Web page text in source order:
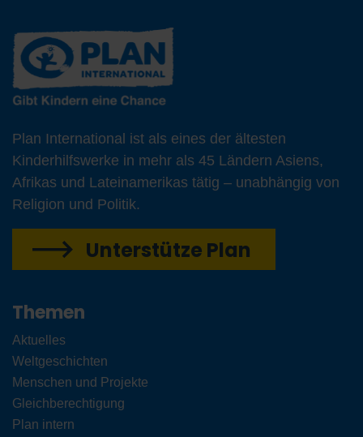
Plan International ist als eines der ältesten
Kinderhilfswerke in mehr als 45 Ländern Asiens,
Afrikas und Lateinamerikas tätig – unabhängig von
Religion und Politik.
Unterstütze Plan
Themen
Aktuelles
Weltgeschichten
Menschen und Projekte
Gleichberechtigung
Plan intern